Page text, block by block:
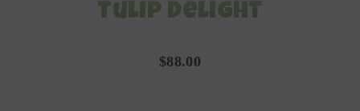
Tulip Delight
$88.00